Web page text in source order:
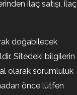
ilaç satışı, ilaç
doğabilecek
Sitedeki bilgilerin
olarak sorumluluk
önce lütfen